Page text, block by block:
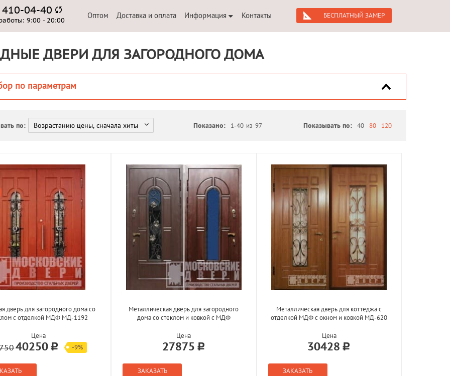
410-04-40
9:00 - 20:00
Оптом Доставка и оплата Информация Контакты БЕСПЛАТНЫЙ ЗАМЕР
ДВЕРИ ДЛЯ ЗАГОРОДНОГО ДОМА
по параметрам
по: Показано: 1-40 из 97 Показывать по: 40 80 120
дверь для загородного дома со
с отделкой МДФ МД-1192
Цена
40250 -9%
Металлическая дверь для загородного
дома со стеклом и ковкой с МДФ
Цена
27875
ЗАКАЗАТЬ
Металлическая дверь для коттеджа с
отделкой МДФ с окном и ковкой МД-620
Цена
30428
ЗАКАЗАТЬ